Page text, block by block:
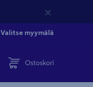
Valitse myymälä
Ostoskori